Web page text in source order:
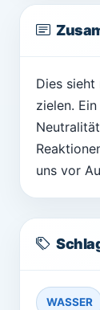
Dies sieht
zielen.
uns vor
WASSER